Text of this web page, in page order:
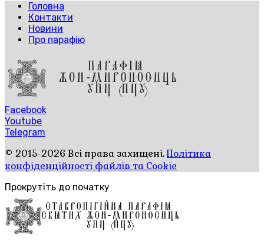
Головна
Контакти
Новини
Про парафію
Facebook
Youtube
Telegram
© 2015-2026 Всі права захищені.Політика
конфіденційності файлів та Cookie
Прокрутіть до початку